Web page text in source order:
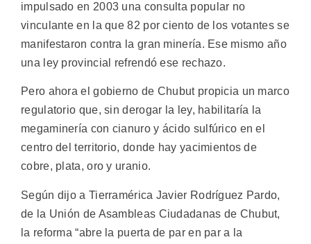
impulsado en 2003 una consulta popular no
vinculante en la que 82 por ciento de los votantes se
manifestaron contra la gran minería. Ese mismo año
una ley provincial refrendó ese rechazo.
Pero ahora el gobierno de Chubut propicia un marco
regulatorio que, sin derogar la ley, habilitaría la
megaminería con cianuro y ácido sulfúrico en el
centro del territorio, donde hay yacimientos de
cobre, plata, oro y uranio.
Según dijo a Tierramérica Javier Rodríguez Pardo,
de la Unión de Asambleas Ciudadanas de Chubut,
la reforma “abre la puerta de par en par a la